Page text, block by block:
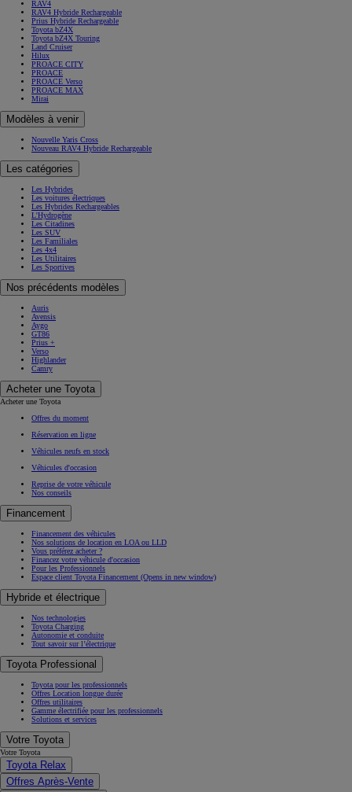
RAV4 Hybride Rechargeable
Prius Hybride Rechargeable
Toyota bZ4X
Toyota bZ4X Touring
Land Cruiser
Hilux
PROACE CITY
PROACE
PROACE Verso
PROACE MAX
Mirai
Modèles à venir
Nouvelle Yaris Cross
Nouveau RAV4 Hybride Rechargeable
Les catégories
Les Hybrides
Les voitures électriques
Les Hybrides Rechargeables
L'Hydrogène
Les Citadines
Les SUV
Les Familiales
Les 4x4
Les Utilitaires
Les Sportives
Nos précédents modèles
Auris
Avensis
Aygo
GT86
Prius +
Verso
Highlander
Camry
Acheter une Toyota
Acheter une Toyota
Offres du moment
Réservation en ligne
Véhicules neufs en stock
Véhicules d'occasion
Reprise de votre véhicule
Nos conseils
Financement
Financement des véhicules
Nos solutions de location en LOA ou LLD
Vous préférez acheter ?
Financez votre véhicule d'occasion
Pour les Professionnels
Espace client Toyota Financement
(Opens in new window)
Hybride et électrique
Nos technologies
Toyota Charging
Autonomie et conduite
Tout savoir sur l’électrique
Toyota Professional
Toyota pour les professionnels
Offres Location longue durée
Offres utilitaires
Gamme électrifiée pour les professionnels
Solutions et services
Votre Toyota
Votre Toyota
Toyota Relax
Offres Après-Vente